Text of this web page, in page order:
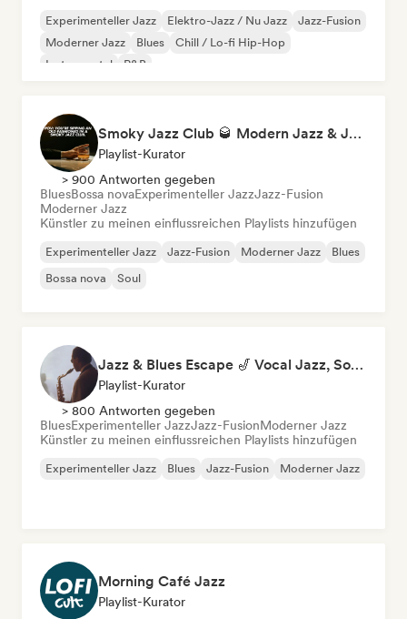
Experimenteller Jazz Elektro-Jazz / Nu Jazz
Jazz-Fusion
Moderner Jazz
Blues
Chill / Lo-fi Hip-Hop
Instrumental
R&B
Smoky Jazz Club 🥃 Modern Jazz & Jazz Fusion to Sip an Old Fashioned to
Playlist-Kurator
> 900 Antworten gegeben
BluesBossa novaExperimenteller JazzJazz-Fusion
Moderner Jazz
Künstler zu meinen einflussreichen Playlists hinzufügen
Experimenteller Jazz Jazz-Fusion Moderner Jazz
Blues
Bossa nova
Soul
Jazz & Blues Escape 🎷 Vocal Jazz, Soul Blues & Classic Standards
Playlist-Kurator
> 800 Antworten gegeben
BluesExperimenteller JazzJazz-FusionModerner Jazz
Künstler zu meinen einflussreichen Playlists hinzufügen
Experimenteller Jazz Blues Jazz-Fusion Moderner Jazz
Morning Café Jazz
Playlist-Kurator